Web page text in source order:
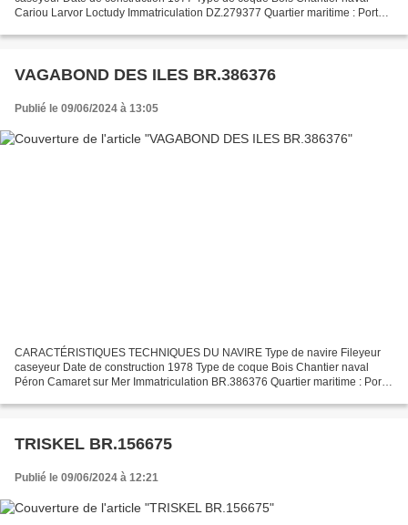
Cariou Larvor Loctudy Immatriculation DZ.279377 Quartier maritime : Port
VAGABOND DES ILES BR.386376
Publié le 09/06/2024 à 13:05
CARACTÉRISTIQUES TECHNIQUES DU NAVIRE Type de navire Fileyeur
caseyeur Date de construction 1978 Type de coque Bois Chantier naval
Péron Camaret sur Mer Immatriculation BR.386376 Quartier maritime : Port
TRISKEL BR.156675
Publié le 09/06/2024 à 12:21